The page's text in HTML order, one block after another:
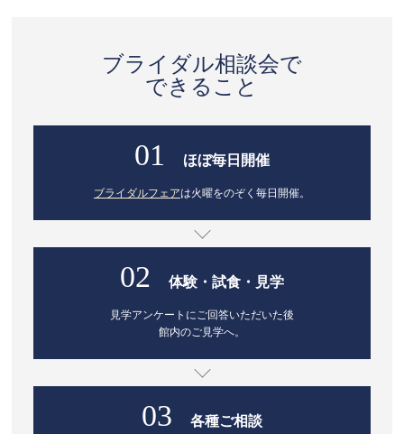
ブライダル相談会で
できること
01 ほぼ毎日開催
ブライダルフェアは火曜をのぞく毎日開催。
02 体験・試食・見学
見学アンケートにご回答いただいた後
館内のご見学へ。
03 各種ご相談